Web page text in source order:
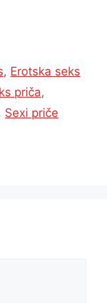
, Erotska seks
priča,
Sexi priče